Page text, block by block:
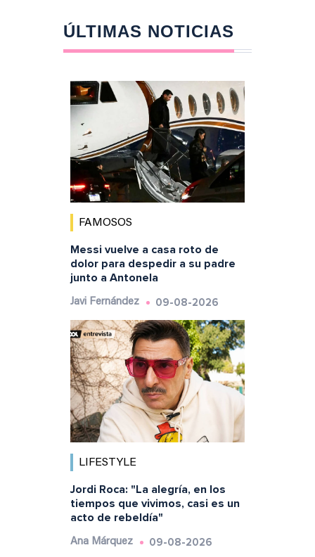
ÚLTIMAS NOTICIAS
FAMOSOS
Messi vuelve a casa roto de
dolor para despedir a su padre
junto a Antonela
Javi Fernández 09-08-2026
LIFESTYLE
Jordi Roca: "La alegría, en los
tiempos que vivimos, casi es un
acto de rebeldía"
Ana Márquez 09-08-2026